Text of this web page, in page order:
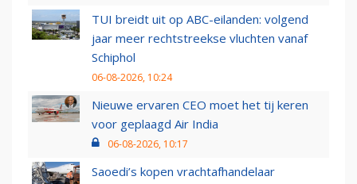
TUI breidt uit op ABC-eilanden: volgend
jaar meer rechtstreekse vluchten vanaf
Schiphol
06-08-2026, 10:24
Nieuwe ervaren CEO moet het tij keren
voor geplaagd Air India
06-08-2026, 10:17
Saoedi’s kopen vrachtafhandelaar